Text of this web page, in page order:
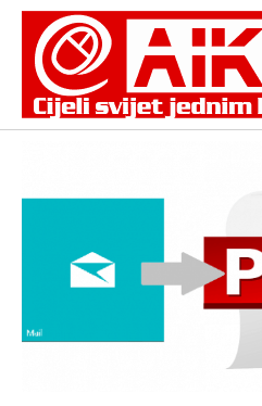
Skip
content